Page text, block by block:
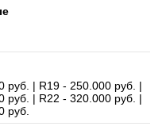
руб. | R19 - 250.000 руб. |
руб. | R22 - 320.000 руб. |
руб.